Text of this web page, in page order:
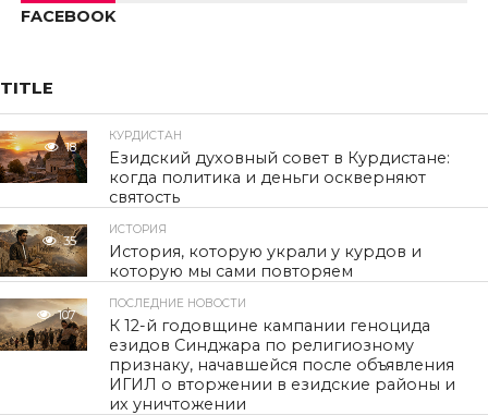
FACEBOOK
TITLE
18
КУРДИСТАН
Езидский духовный совет в Курдистане:
когда политика и деньги оскверняют
святость
35
ИСТОРИЯ
История, которую украли у курдов и
которую мы сами повторяем
107
ПОСЛЕДНИЕ НОВОСТИ
К 12-й годовщине кампании геноцида
езидов Синджара по религиозному
признаку, начавшейся после объявления
ИГИЛ о вторжении в езидские районы и
их уничтожении